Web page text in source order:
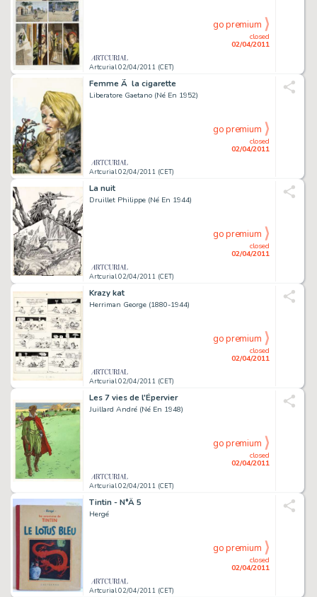
Artcurial 02/04/2011 (CET)
closed
02/04/2011
go premium
Femme Ã la cigarette
Liberatore Gaetano (Né En 1952)
Artcurial 02/04/2011 (CET)
closed
02/04/2011
go premium
La nuit
Druillet Philippe (Né En 1944)
Artcurial 02/04/2011 (CET)
closed
02/04/2011
go premium
Krazy kat
Herriman George (1880-1944)
Artcurial 02/04/2011 (CET)
closed
02/04/2011
go premium
Les 7 vies de l'Épervier
Juillard André (Né En 1948)
Artcurial 02/04/2011 (CET)
closed
02/04/2011
go premium
Tintin - N°Â 5
Hergé
Artcurial 02/04/2011 (CET)
closed
02/04/2011
go premium